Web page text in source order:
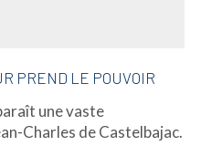
PREND LE POUVOIR
une vaste
Charles de Castelbajac.